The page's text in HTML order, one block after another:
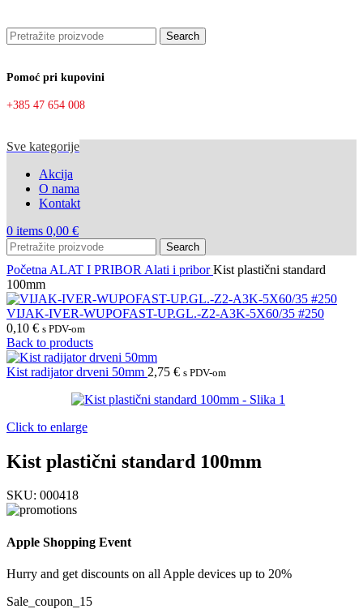
Search
Pomoć pri kupovini
+385 47 654 008
Sve kategorije
Akcija
O nama
Kontakt
0 items 0,00 €
Search
Početna ALAT I PRIBOR Alati i priborKist plastični standard
100mm
VIJAK-IVER-WUPOFAST-UP.GL.-Z2-A3K-5X60/35 #250
0,10 € s PDV-om
Back to products
Kist radijator drveni 50mm 2,75 € s PDV-om
Click to enlarge
Kist plastični standard 100mm
SKU: 000418
Apple Shopping Event
Hurry and get discounts on all Apple devices up to 20%
Sale_coupon_15